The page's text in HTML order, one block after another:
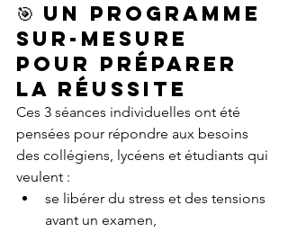
🎯 Un programme
sur-mesure
pour préparer
la réussite
Ces 3 séances individuelles ont été
pensées pour répondre aux besoins
des collégiens, lycéens et étudiants qui
veulent :
se libérer du stress et des tensions
avant un examen,